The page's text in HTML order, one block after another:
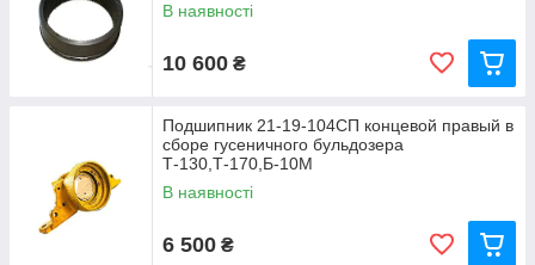
В наявності
10 600 ₴
Подшипник 21-19-104СП концевой правый в
сборе гусеничного бульдозера
Т-130,Т-170,Б-10М
В наявності
6 500 ₴